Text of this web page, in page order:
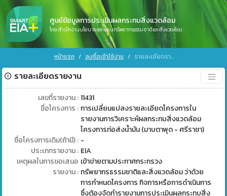
ศูนย์ข้อมูลการประเมินผลกระทบสิ่งแวดล้อม
โดย สำนักงานนโยบายและแผนทรัพยากรธรรมชาติและสิ่งแวดล้อม
หน้าแรก ลงชื่อเข้าใช้งาน รายละเอียดรายงาน
รายละเอียดรายงาน
เลขที่รายงาน : 11431
ชื่อโครงการ : การเปลี่ยนแปลงรายละเอียดโครงการใน
รายงานการวิเคราะห์ผลกระทบสิ่งแวดล้อม
โครงการท่อส่งน้ำมัน (มาบตาพุด - ศรีราชา)
ชื่อโครงการเดิม(ถ้ามี) : -
ประเภทรายงาน : EIA
เหตุผลในการขอเสนอ
รายงาน :
เข้าข่ายตามประกาศกระทรวง
ทรัพยากรธรรมชาติและสิ่งแวดล้อม ว่าด้วย
การกำหนดโครงการ กิจการหรือการดำเนินการ
ซึ่งต้องจัดทำรายงานการประเมินผลกระทบสิ่ง